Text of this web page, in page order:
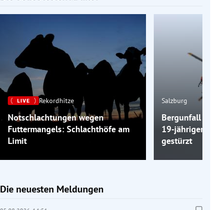
Rekordhitze
Notschlachtungen wegen
Futtermangels: Schlachthöfe am
Limit
Salzburg
Bergunfall am
19-jähriger
gestürzt
Die neuesten Meldungen